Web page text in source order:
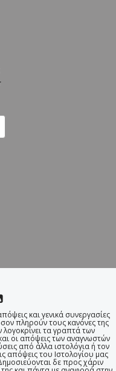
και γενικά συνεργασίες
πληρούν τους κανόνες της
λογοκρίνει τα γραπτά των
οι απόψεις των αναγνωστών
από άλλα ιστολόγια ή τον
απόψεις του Ιστολογίου μας
δε προς χάριν